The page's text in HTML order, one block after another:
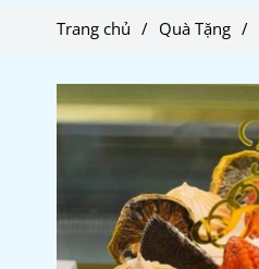
Trang chủ / Quà Tặng /